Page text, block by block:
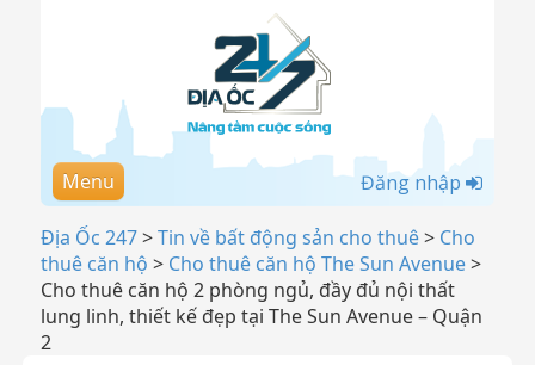
Menu Đăng nhập
Địa Ốc 247>Tin về bất động sản cho thuê> Cho
thuê căn hộ > Cho thuê căn hộ The Sun Avenue>
Cho thuê căn hộ 2 phòng ngủ, đầy đủ nội thất
lung linh, thiết kế đẹp tại The Sun Avenue – Quận
2